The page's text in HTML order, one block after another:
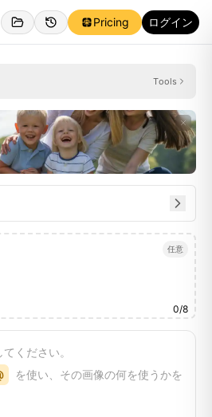
Pricing ログイン
Tools
任意
0/8
ください。
を使い、その画像の何を使うかを